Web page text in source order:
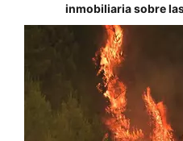
inmobiliaria sobre